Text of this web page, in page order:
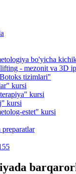
bo'yicha
- mezonit va 3D
tizimlari"
kursi
kursi
kursi
estet" kursi